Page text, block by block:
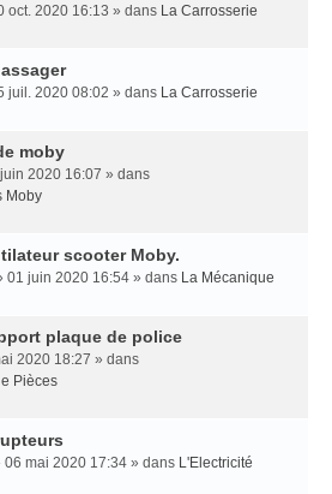
oct. 2020 16:13 » dans La Carrosserie
juil. 2020 08:02 » dans La Carrosserie
moby
2020 16:07 » dans
Moby
scooter Moby.
01 juin 2020 16:54 » dans La Mécanique
plaque de police
2020 18:27 » dans
Pièces
06 mai 2020 17:34 » dans L'Electricité